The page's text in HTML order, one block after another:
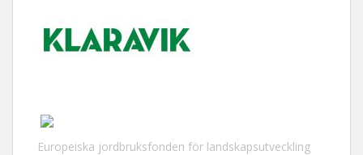
Europeiska jordbruksfonden för landskapsutveckling